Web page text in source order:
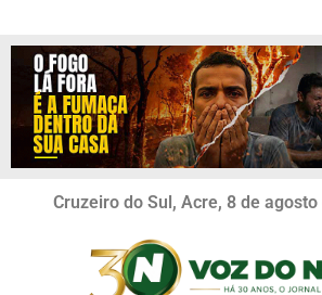
Cruzeiro do Sul, Acre, 8 de